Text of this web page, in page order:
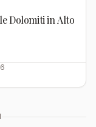
Dolomiti in Alto